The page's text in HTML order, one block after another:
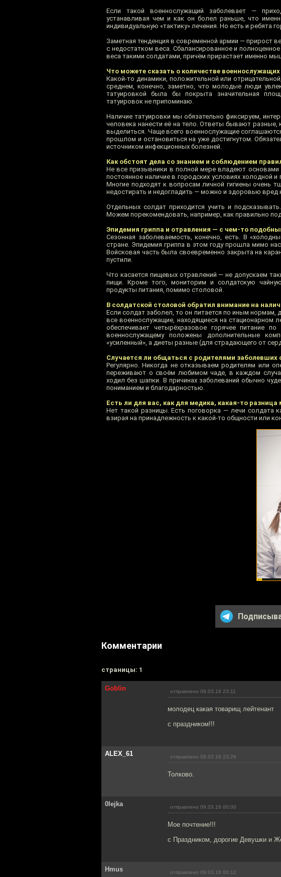
Если такой военнослужащий заболевает —
устанавливая чем и как он болел раньше, что
индивидуальную «тактику» лечения. Но есть и ребята
Заметная тенденция в современной армии — прирост
с недостатком веса. Сбалансированное и
веса такими солдатами, причём прирастает именно
Что можете сказать о количестве
Какой-то динамики, положительной или
среднем, конечно, заметно, что молодые люди
татуировкой была бы покрыта значительная
татуировок не припоминаю.
Наличие татуировки мы обязательно фиксируем,
человека нанести её на тело. Ответы бывают разные,
выделиться. Чаще всего военнослужащие
прошлом и остановиться на уже достигнутом.
источником инфекционных болезней.
Как обстоят дела со знанием и соблюдением
Не все призывники в полной мере владеют
постоянное наличие в городских условиях
Многие подходят к вопросам личной гигиены очень
недостирать и недогладить — можно и здоровью вред
Отдельных солдат приходится учить и
Можем порекомендовать, например, как правильно
Эпидемия гриппа и отравления — с чем-то
Сезонная заболеваемость, конечно, есть. В
стране. Эпидемия гриппа в этом году прошла мимо
Войсковая часть была своевременно закрыта на
пустили.
Что касается пищевых отравлений — не допускаем
пищи. Кроме того, мониторим и солдатскую
продукты питания, помимо столовой.
В солдатской столовой обратил внимание на
Если солдат заболел, то он питается по иным нормам,
все военнослужащие, находящиеся на стационарном
обеспечивает четырёхразовое горячее питание
военнослужащему положены дополнительные
«усиленный», а диеты разные (для страдающего от
Случается ли общаться с родителями заболевших
Регулярно. Никогда не отказываем родителям или
переживают о своём любимом чаде, в каждом
ходил без шапки. В причинах заболеваний обычно
пониманием и благодарностью.
Есть ли для вас, как для медика, какая-то
Нет такой разницы. Есть поговорка — лечи солдата
взирая на принадлежность к какой-то общности или
Комментарии
cтраницы: 1
Goblin отправлено 08.03.16 23:11
молодец какая товарищ лейтенант
с праздником!!!
ALEX_61 отправлено 08.03.16 23:26
Толково.
0lejka отправлено 09.03.16 00:00
Мое почтение!!!
с Праздником, дорогие Девушки и
Hmus отправлено 09.03.16 00:12